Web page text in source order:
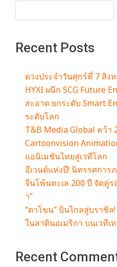
Recent Posts
ดวงประจำวันศุกร์ที่ 7 สิง
HYXI ผนึก SCG Future
สะอาด ยกระดับ Smart
ระดับโลก
T&B Media Global คว้า
Cartoonvision
แอนิเมชันไทยสู่เวทีโลก
อีเวนต์แห่งปี! นิทรรศการ
จีนโพ้นทะเล 200 ปี จัดคู่
า”
“ตาโขน” บินไกลสู่บราซิ
ในลาตินอเมริกา บนเวที
Recent